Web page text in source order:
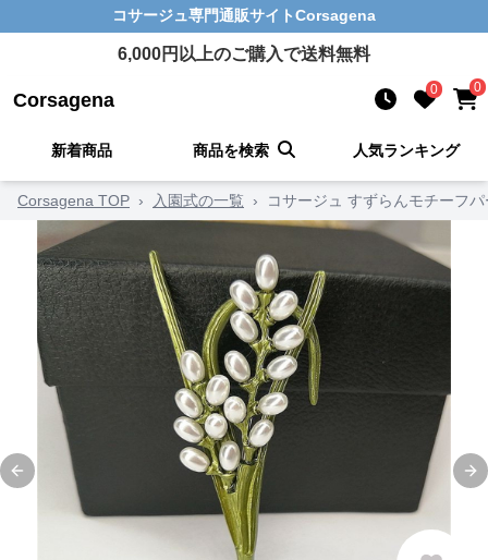
コサージュ専門通販サイトCorsagena
6,000円以上のご購入で送料無料
Corsagena 0 0
新着商品 商品を検索 人気ランキング
Corsagena TOP › 入園式の一覧 › コサージュ すずらんモチーフ
Previous slide